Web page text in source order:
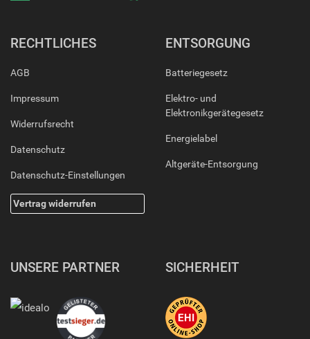
RECHTLICHES
AGB
Impressum
Widerrufsrecht
Datenschutz
Datenschutz-Einstellungen
Vertrag widerrufen
ENTSORGUNG
Batteriegesetz
Elektro- und
Elektronikgerätegesetz
Energielabel
Altgeräte-Entsorgung
UNSERE PARTNER SICHERHEIT